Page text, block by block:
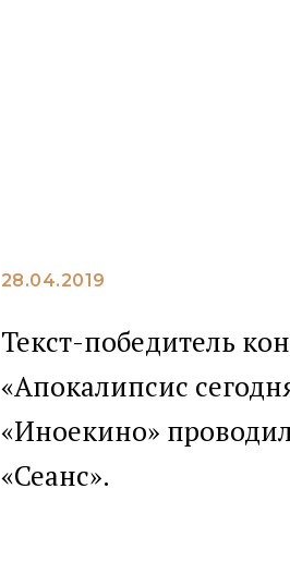
28.04.2019
Текст-победитель
«Апокалипсис
«Иноекино»
«Сеанс».